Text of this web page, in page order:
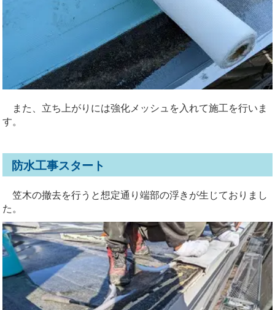
また、立ち上がりには強化メッシュを入れて施工を行いま
す。
防水工事スタート
笠木の撤去を行うと想定通り端部の浮きが生じておりまし
た。